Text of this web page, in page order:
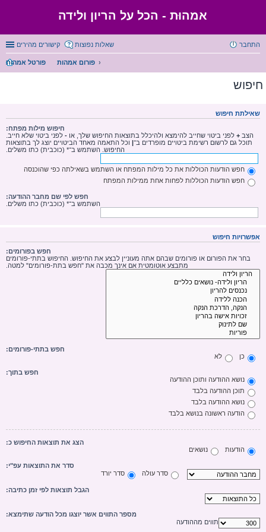
אמהוּת - הכל על הריון ולידה
קישורים מהירים שאלות נפוצות התחבר
פורטל אמהות פורום אמהות
חיפוש
שאילתת חיפוש
חיפוש מילות מפתח:
הצב + לפני ביטוי שחייב להימצא ולהיכלל בתוצאות החיפוש שלך, או - לפני ביטוי שלא חייב.
תוכל גם לרשום רשימת ביטויים מופרדים ב־| וכל התאמה מאחד הביטויים יוצג לך בתוצאות
החיפוש. השתמש ב־* (כוכבית) כתו משלים.
חפש הודעות הכוללות את כל מילות המפתח או השתמש בשאילתה כפי שהוכנסה
חפש הודעות הכוללות לפחות אחת ממילות המפתח
חפש לפי שם מחבר ההודעה:
השתמש ב־* (כוכבית) כתו משלים.
אפשרויות חיפוש
חפש בפורומים:
בחר את הפורום או פורומים שבהם אתה מעוניין לבצע את החיפוש. החיפוש בתתי-פורומים
מתבצע אוטומטית אם אינך מכבה את "חפש בתת-פורומים" למטה.
חפש בתתי-פורומים:
כן
לא
חפש בתוך:
נושא ההודעה ותוכן ההודעה
תוכן ההודעה בלבד
נושא ההודעה בלבד
הודעה ראשונה בנושא בלבד
הצג את תוצאות החיפוש כ:
הודעות
נושאים
סדר את התוצאות עפ"י:
סדר עולה
סדר יורד
הגבל תוצאות לפי זמן כתיבה:
מספר התווים אשר יוצגו מכל הודעה שתימצא:
תווים מההודעה